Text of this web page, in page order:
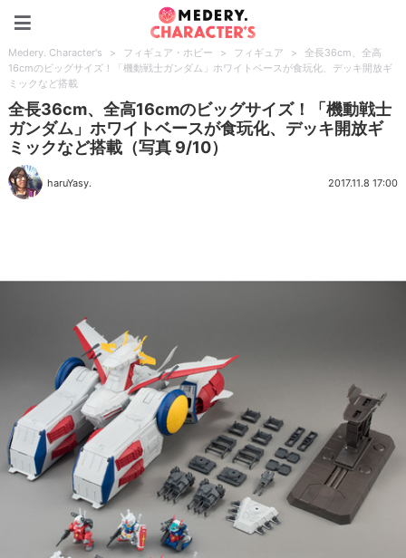
Medery. Character's > フィギュア・ホビー > フィギュア >
全長36cm、全高
16cmのビッグサイズ！「機動戦士ガンダム」ホワイトベースが食玩化、デッキ開放ギ
ミックなど搭載
全長36cm、全高16cmのビッグサイズ！「機動戦士
ガンダム」ホワイトベースが食玩化、デッキ開放ギ
ミックなど搭載（写真 9/10）
haruYasy. 2017.11.8 17:00